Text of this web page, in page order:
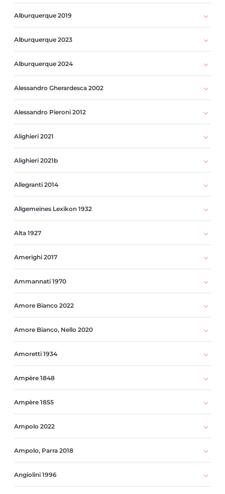
Alburquerque 2019
Alburquerque 2023
Alburquerque 2024
Alessandro Gherardesca 2002
Alessandro Pieroni 2012
Alighieri 2021
Alighieri 2021b
Allegranti 2014
Allgemeines Lexikon 1932
Alta 1927
Amerighi 2017
Ammannati 1970
Amore Bianco 2022
Amore Bianco, Nello 2020
Amoretti 1934
Ampère 1848
Ampère 1855
Ampolo 2022
Ampolo, Parra 2018
Angiolini 1996